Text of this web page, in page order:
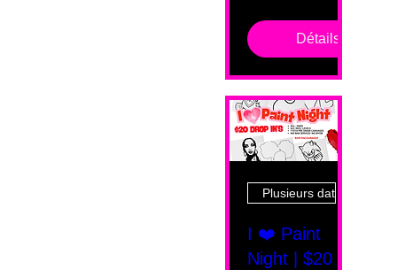
Détails
Plusieurs dates
I ❤️ Paint
Night | $20